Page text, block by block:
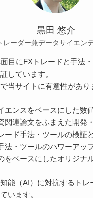
黒田 悠介
レーダー兼データサイエン
目にFXトレードと手法
しています。
当サイトに有意性があり
エンスをベースにした数
関連論文をふまえた開発
ード手法・ツールの検証
法・ツールのパワーアッ
をベースにしたオリジナ
能（AI）に対抗するトレ
います。